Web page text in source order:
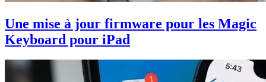
Une mise à jour firmware pour les Magic
Keyboard pour iPad